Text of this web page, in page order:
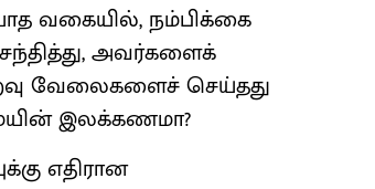
வகையில், நம்பிக்கை
சந்தித்து, அவர்களைக்
வேலைகளைச் செய்தது
இலக்கணமா?
எதிரான